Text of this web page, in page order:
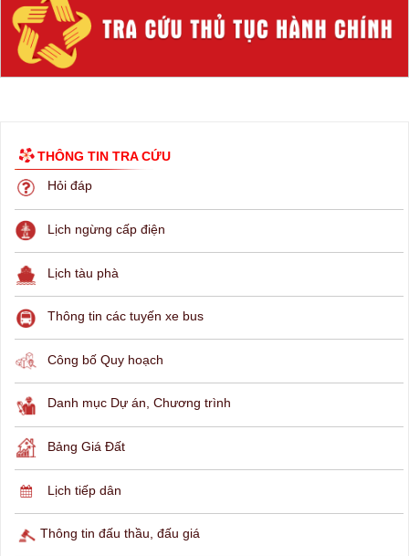
THÔNG TIN TRA CỨU
Hỏi đáp
Lịch ngừng cấp điện
Lịch tàu phà
Thông tin các tuyến xe bus
Công bố Quy hoạch
Danh mục Dự án, Chương trình
Bảng Giá Đất
Lịch tiếp dân
Thông tin đấu thầu, đấu giá